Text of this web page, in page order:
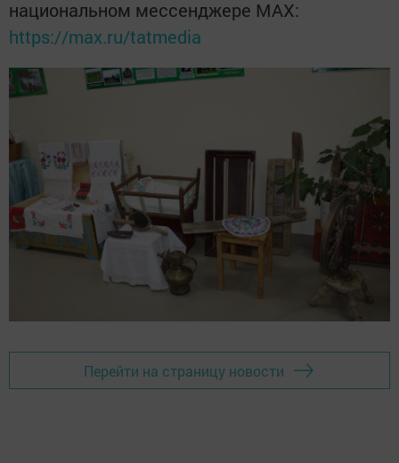
национальном мессенджере MАХ:
https://max.ru/tatmedia
Перейти на страницу новости